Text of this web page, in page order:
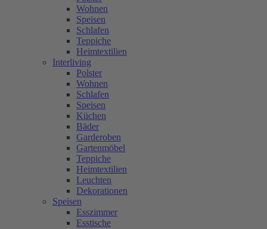
Wohnen
Speisen
Schlafen
Teppiche
Heimtextilien
Interliving
Polster
Wohnen
Schlafen
Speisen
Küchen
Bäder
Garderoben
Gartenmöbel
Teppiche
Heimtextilien
Leuchten
Dekorationen
Speisen
Esszimmer
Esstische